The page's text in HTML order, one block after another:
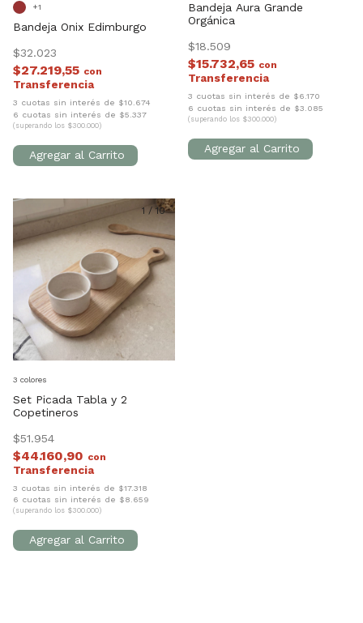
Bandeja Onix Edimburgo
$32.023
$27.219,55 con
3 cuotas sin interés de $10.674
6 cuotas sin interés de $5.337
(superando los $300.000)
+1
Bandeja Aura Grande
Orgánica
$18.509
$15.732,65 con
3 cuotas sin interés de $6.170
6 cuotas sin interés de $3.085
(superando los $300.000)
1/10
Set Picada Tabla y 2
Copetineros
$51.954
$44.160,90 con
3 cuotas sin interés de $17.318
6 cuotas sin interés de $8.659
(superando los $300.000)
3 colores